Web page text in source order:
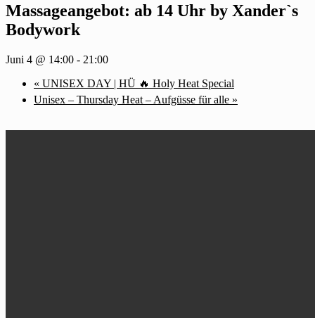
Massageangebot: ab 14 Uhr by Xander`s
Bodywork
Juni 4 @ 14:00 - 21:00
« UNISEX DAY | HÜ 🔥 Holy Heat Special
Unisex – Thursday Heat – Aufgüsse für alle »